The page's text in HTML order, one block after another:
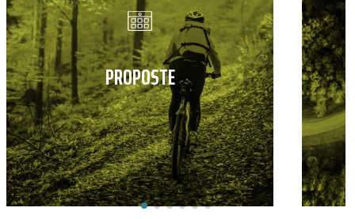
PROPOSTE